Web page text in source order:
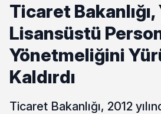
Ticaret Bakanlığı,
Lisansüstü
Yönetmeliğini
Kaldırdı
Ticaret Bakanlığı, 2012